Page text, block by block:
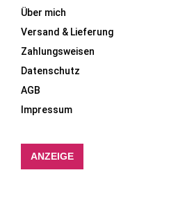
Über mich
Versand & Lieferung
Zahlungsweisen
Datenschutz
AGB
Impressum
ANZEIGE